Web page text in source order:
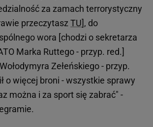
za zamach terrorystyczny
przeczytasz TU], do
wora [chodzi o sekretarza
Marka Ruttego - przyp. red.]
Zełeńskiego - przyp.
o więcej broni - wszystkie sprawy
można i za sport się zabrać" -